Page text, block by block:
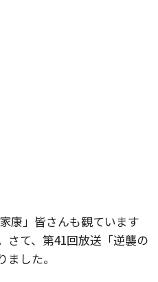
康」皆さんも観ています
さて、第41回放送「逆襲の
した。